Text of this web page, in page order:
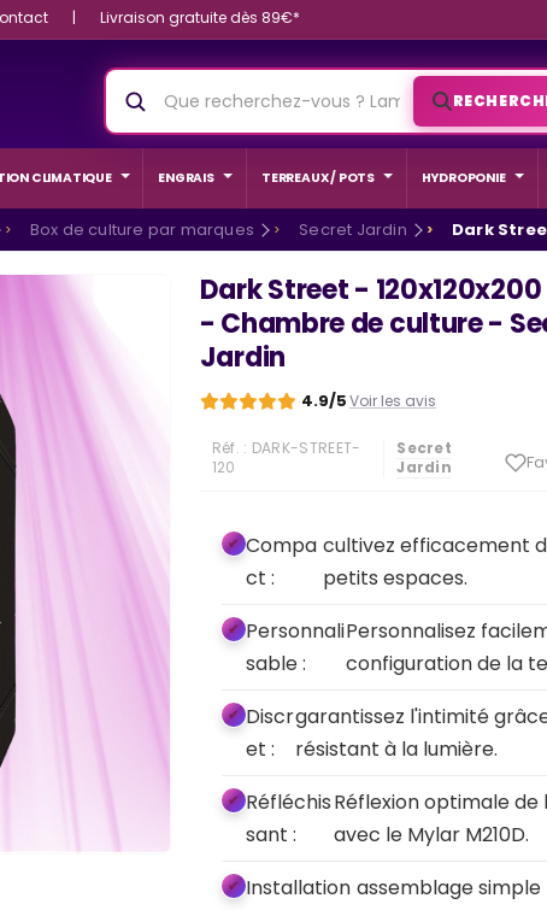
| Livraison gratuite dès 89€*
CLIMATIQUE ENGRAIS TERREAUX / POTS HYDROPONIE
Box de culture par marques Secret Jardin Dark
Dark Street -
- Chambre de culture -
Jardin
4.9/5Voir les avis
Réf. : DARK-STREET-
120
Secret
Jardin
Compa
ct :
cultivez efficacement
petits espaces.
Personnali
sable :
Personnalisez
configuration de la
Discr
et :
garantissez l'intimité
résistant à la lumière.
Réfléchis
sant :
Réflexion optimale de
avec le Mylar M210D.
Installation assemblage simple